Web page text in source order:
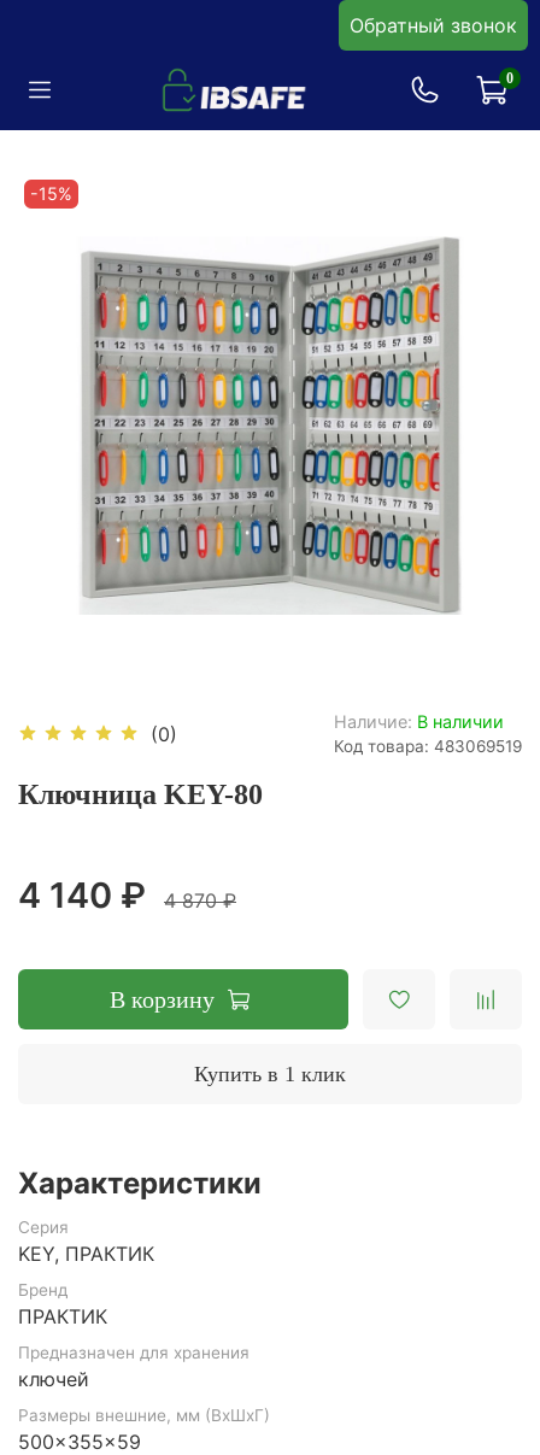
Обратный звонок
0
-15%
(0)
Наличие: В наличии
Код товара: 483069519
Ключница KEY-80
4 140 ₽ 4 870 ₽
В корзину
Купить в 1 клик
Характеристики
Серия
KEY, ПРАКТИК
Бренд
ПРАКТИК
Предназначен для хранения
ключей
Размеры внешние, мм (ВхШхГ)
500x355x59